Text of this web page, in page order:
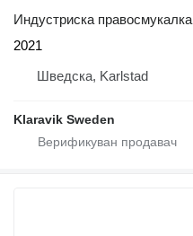
Индустриска правосмукалка
2021
Шведска, Karlstad
Klaravik Sweden